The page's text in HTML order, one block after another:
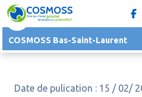
COSMOSS Bas-Saint-Laurent
Date de pulication : 15 / 02/